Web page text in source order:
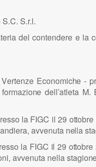
S.r.l.
del contendere e la
Vertenze Economiche - p
ormazione dell’atleta M.
resso la FIGC il 29 ottobre
andiera, avvenuta nella sta
la FIGC il 29 ottobre
i, avvenuta nella stagion